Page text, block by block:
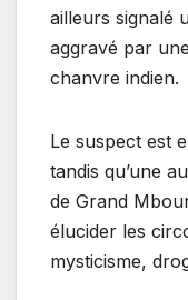
ailleurs signalé
aggravé par
chanvre indien.
Le suspect est
tandis qu’une
de Grand
élucider les
mysticisme,